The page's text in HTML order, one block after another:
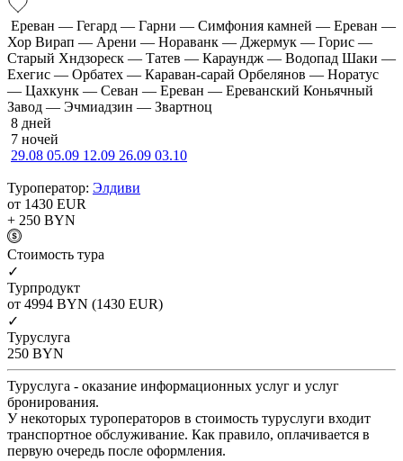
Ереван — Гегард — Гарни — Симфония камней — Ереван —
Хор Вирап — Арени — Нораванк — Джермук — Горис —
Старый Хндзореск — Татев — Караундж — Водопад Шаки —
Ехегис — Орбатех — Караван-сарай Орбелянов — Норатус
— Цахкунк — Севан — Ереван — Ереванский Коньячный
Завод — Эчмиадзин — Звартноц
8 дней
7 ночей
29.08 05.09 12.09 26.09 03.10
Туроператор: Элдиви
от 1430 EUR
+ 250 BYN
Cтоимость тура
✓
Турпродукт
от 4994 BYN (1430 EUR)
✓
Туруслуга
250 BYN
Туруслуга - оказание информационных услуг и услуг
бронирования.
У некоторых туроператоров в стоимость туруслуги входит
транспортное обслуживание. Как правило, оплачивается в
первую очередь после оформления.